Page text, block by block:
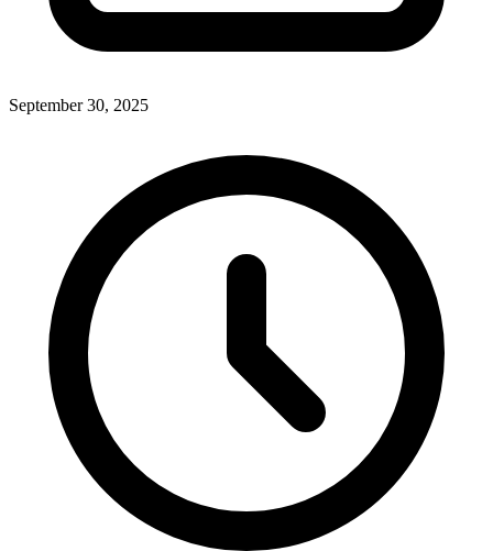
September 30, 2025